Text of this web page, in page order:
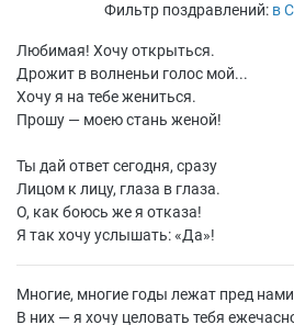
Фильтр поздравлений: в
Любимая! Хочу открыться.
Дрожит в волненьи голос мой...
Хочу я на тебе жениться.
Прошу — моею стань женой!
Ты дай ответ сегодня, сразу
Лицом к лицу, глаза в глаза.
О, как боюсь же я отказа!
Я так хочу услышать: «Да»!
Многие, многие годы лежат пред
В них — я хочу целовать тебя